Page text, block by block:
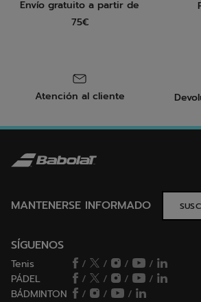
Envío gratuito a partir de
75€
Atención al cliente
MANTENERSE INFORMADO
SÍGUENOS
Tenis / / /
/
PÁDEL
/ / /
/
BÁDMINTON
/ / /